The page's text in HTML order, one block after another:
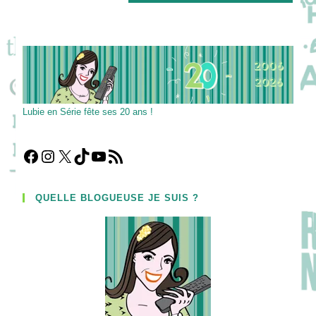
Lubie en Série fête ses 20 ans !
Facebook
Instagram
X TikTokYouTube
Flux RSS
QUELLE BLOGUEUSE JE SUIS ?